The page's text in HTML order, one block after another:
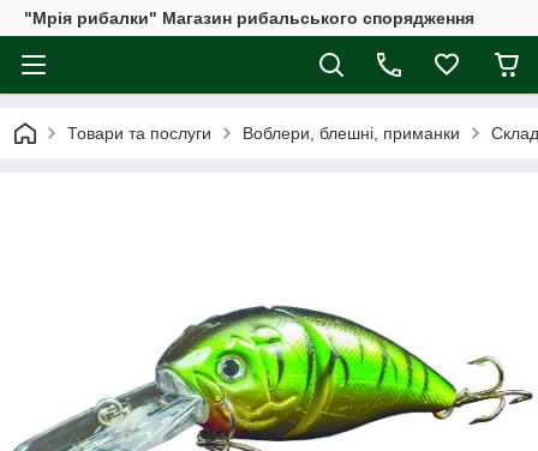
"Мрія рибалки" Магазин рибальського спорядження
Товари та послуги Воблери, блешні, приманки